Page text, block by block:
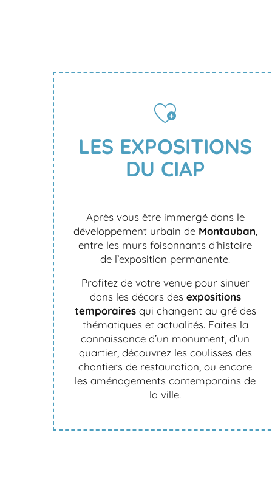
LES EXPOSITIONS
DU CIAP
Après vous être immergé dans le
développement urbain de Montauban
entre les murs foisonnants d’histoire
de l’exposition permanente.
Profitez de votre venue pour sinuer
dans les décors des expositions
temporairesqui changent au gré des
thématiques et actualités. Faites la
connaissance d’un monument, d’un
quartier, découvrez les coulisses des
chantiers de restauration, ou encore
les aménagements contemporains de
la ville.